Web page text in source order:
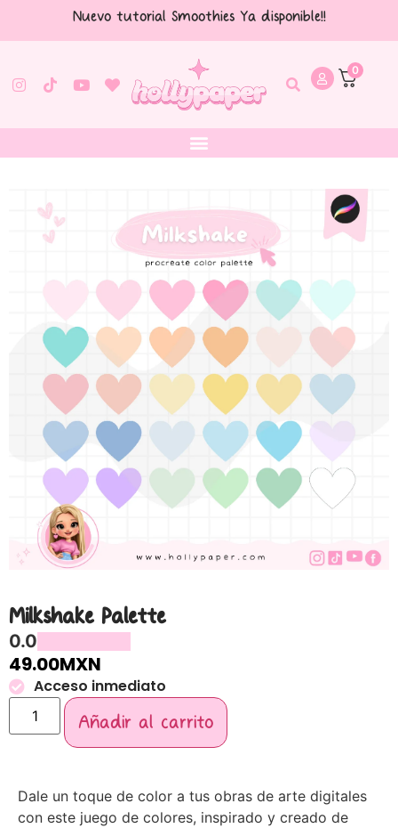
Nuevo tutorial Smoothies Ya disponible!!
0
Milkshake Palette
0.0
49.00MXN
Acceso inmediato
Añadir al carrito
Dale un toque de color a tus obras de arte digitales
con este juego de colores, inspirado y creado de